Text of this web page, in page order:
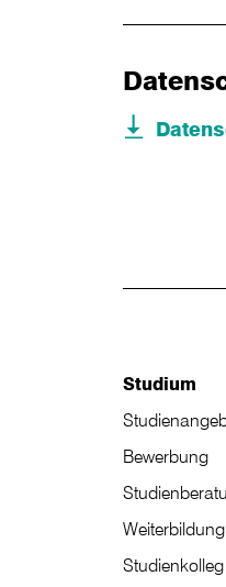
Studium
Bewerbung
Weiterbildung
Studienkolleg